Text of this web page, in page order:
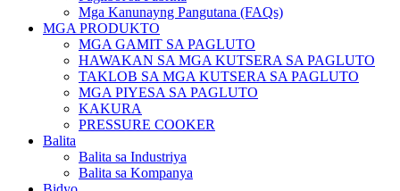
Mga Kanunayng Pangutana (FAQs)
MGA PRODUKTO
MGA GAMIT SA PAGLUTO
HAWAKAN SA MGA KUTSERA SA PAGLUTO
TAKLOB SA MGA KUTSERA SA PAGLUTO
MGA PIYESA SA PAGLUTO
KAKURA
PRESSURE COOKER
Balita
Balita sa Industriya
Balita sa Kompanya